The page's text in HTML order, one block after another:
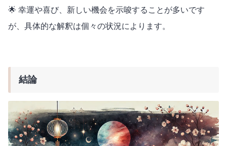
🌟 幸運や喜び、新しい機会を示唆することが多いです
が、具体的な解釈は個々の状況によります。
結論